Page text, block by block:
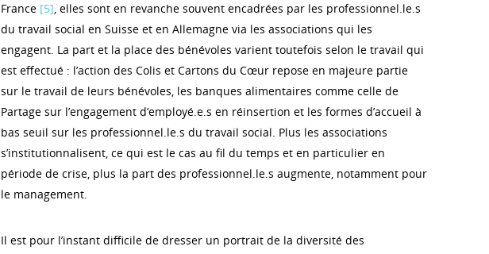
France [5], elles sont en revanche souvent encadrées par les professionnel.le.s
du travail social en Suisse et en Allemagne via les associations qui les
engagent. La part et la place des bénévoles varient toutefois selon le travail qui
est effectué : l’action des Colis et Cartons du Cœur repose en majeure partie
sur le travail de leurs bénévoles, les banques alimentaires comme celle de
Partage sur l’engagement d’employé.e.s en réinsertion et les formes d’accueil à
bas seuil sur les professionnel.le.s du travail social. Plus les associations
s’institutionnalisent, ce qui est le cas au fil du temps et en particulier en
période de crise, plus la part des professionnel.le.s augmente, notamment pour
le management.
Il est pour l’instant difficile de dresser un portrait de la diversité des